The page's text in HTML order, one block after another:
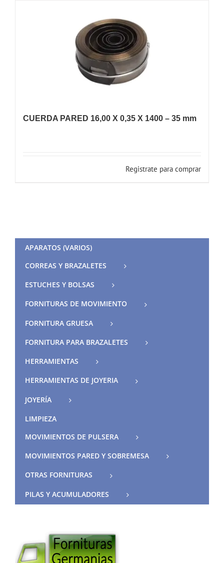
CUERDA PARED 16,00 X 0,35 X 1400 – 35 mm
Registrate para comprar
APARATOS (VARIOS)
CORREAS Y BRAZALETES
ESTUCHES Y BOLSAS
FORNITURAS DE MOVIMIENTO
FORNITURA GRUESA
FORNITURA PARA BRAZALETES
HERRAMIENTAS
HERRAMIENTAS DE JOYERIA
JOYERÍA
LIMPIEZA
MOVIMIENTOS DE PULSERA
MOVIMIENTOS PARED Y SOBREMESA
OTRAS FORNITURAS
PILAS Y ACUMULADORES